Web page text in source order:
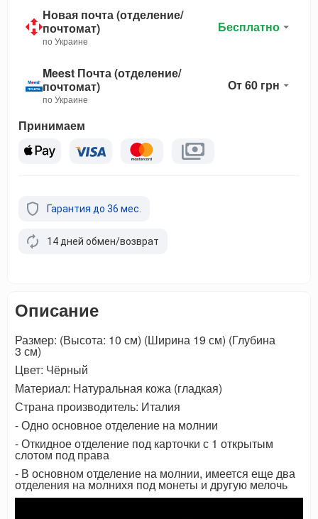
Новая почта (отделение/
почтомат)
по Украине
Бесплатно
Meest Почта (отделение/
почтомат)
по Украине
От 60 грн
Принимаем
Гарантия до 36 мес.
14 дней обмен/возврат
Описание
Размер: (Высота: 10 см) (Ширина 19 см) (Глубина
3 см)
Цвет: Чёрный
Материал: Натуральная кожа (гладкая)
Страна производитель: Италия
- Одно основное отделение на молнии
- Откидное отделение под карточки с 1 открытым
слотом под права
- В основном отделение на молнии, имеется еще два
отделения на молнихя под монеты и другую мелочь